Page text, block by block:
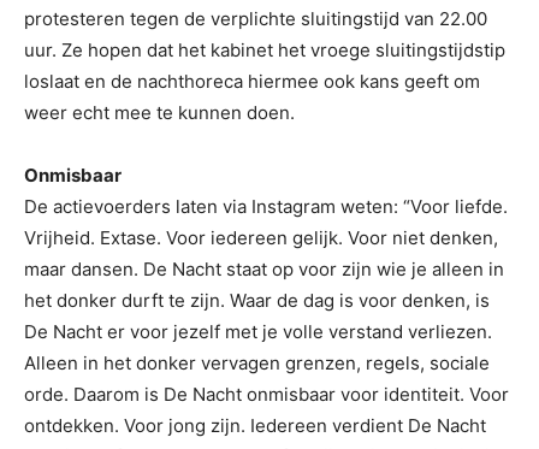
protesteren tegen de verplichte sluitingstijd van 22.00
uur. Ze hopen dat het kabinet het vroege sluitingstijdstip
loslaat en de nachthoreca hiermee ook kans geeft om
weer echt mee te kunnen doen.
Onmisbaar
De actievoerders laten via Instagram weten: “Voor liefde.
Vrijheid. Extase. Voor iedereen gelijk. Voor niet denken,
maar dansen. De Nacht staat op voor zijn wie je alleen in
het donker durft te zijn. Waar de dag is voor denken, is
De Nacht er voor jezelf met je volle verstand verliezen.
Alleen in het donker vervagen grenzen, regels, sociale
orde. Daarom is De Nacht onmisbaar voor identiteit. Voor
ontdekken. Voor jong zijn. Iedereen verdient De Nacht